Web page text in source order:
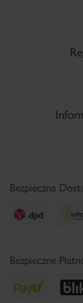
Bezpieczna
Bezpieczne